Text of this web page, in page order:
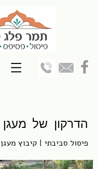
הדרקון של מעגן
פיסול סביבתי | קיבוץ מעגן